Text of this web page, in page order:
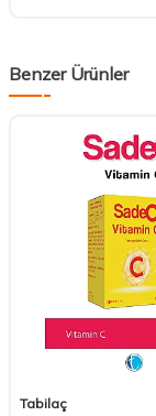
Benzer Ürünler
Tabilaç